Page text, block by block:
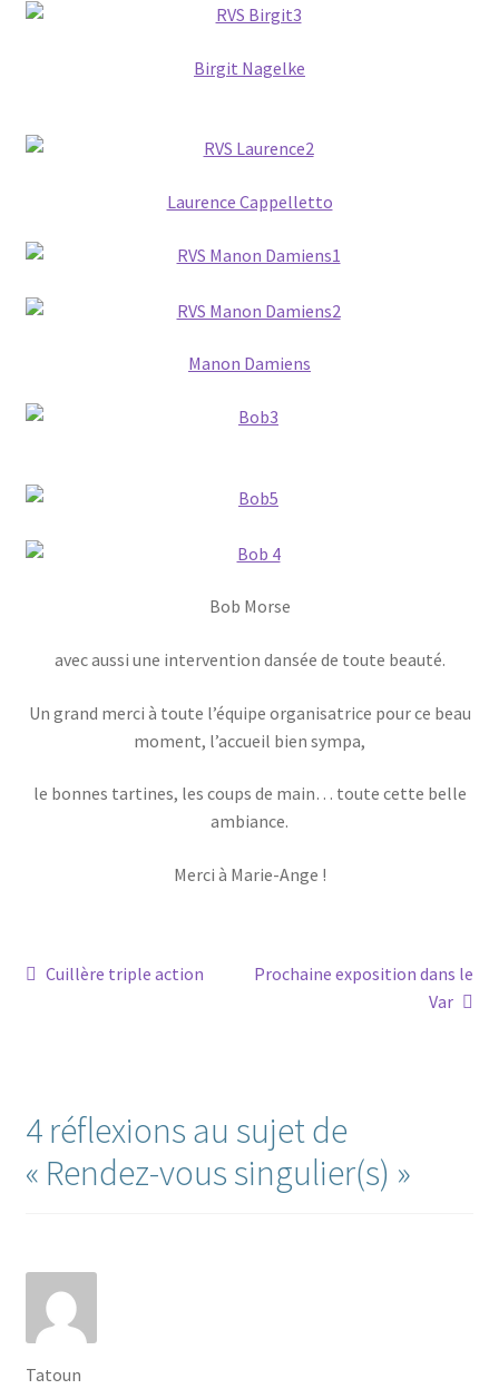
Birgit Nagelke
Laurence Cappelletto
Manon Damiens
Bob Morse
avec aussi une intervention dansée de toute beauté.
Un grand merci à toute l’équipe organisatrice pour ce beau
moment, l’accueil bien sympa,
le bonnes tartines, les coups de main… toute cette belle
ambiance.
Merci à Marie-Ange !
Navigation
Article
Cuillère triple action
Article
Prochaine exposition dans le
Var
4 réflexions au sujet de
« Rendez-vous singulier(s) »
Tatoun